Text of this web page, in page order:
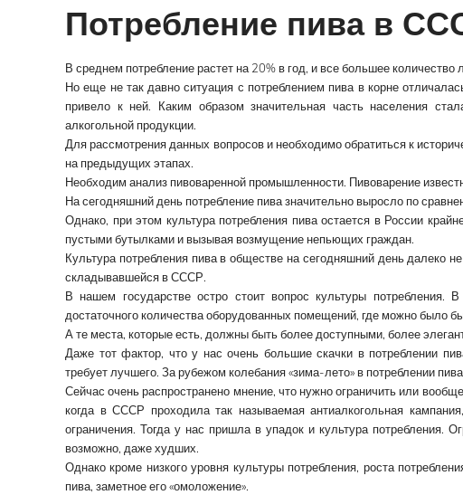
Потребление пива в
В среднем потребление растет на 20% в год, и все большее
Но еще не так давно ситуация с потреблением пива в корне
привело к ней. Каким образом значительная часть населения
алкогольной продукции.
Для рассмотрения данных вопросов и необходимо обратиться к
на предыдущих этапах.
Необходим анализ пивоваренной промышленности. Пивоварение
На сегодняшний день потребление пива значительно выросло по
Однако, при этом культура потребления пива остается в России
пустыми бутылками и вызывая возмущение непьющих граждан.
Культура потребления пива в обществе на сегодняшний день далеко
складывавшейся в СССР.
В нашем государстве остро стоит вопрос культуры потребления.
достаточного количества оборудованных помещений, где можно было
А те места, которые есть, должны быть более доступными, более
Даже тот фактор, что у нас очень большие скачки в потреблении
требует лучшего. За рубежом колебания «зима-лето» в потреблении
Сейчас очень распространено мнение, что нужно ограничить или
когда в СССР проходила так называемая антиалкогольная
ограничения. Тогда у нас пришла в упадок и культура потребления.
возможно, даже худших.
Однако кроме низкого уровня культуры потребления, роста
пива, заметное его «омоложение».